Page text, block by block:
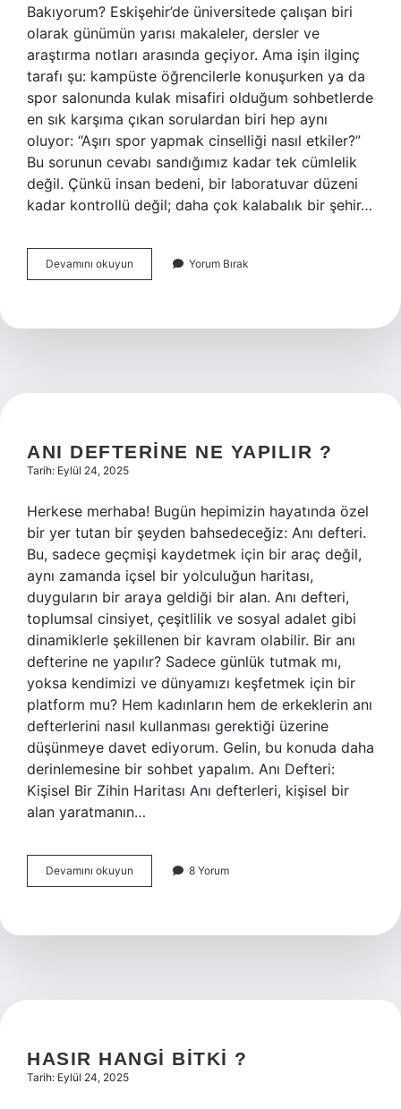
Bakıyorum? Eskişehir’de üniversitede çalışan biri
olarak günümün yarısı makaleler, dersler ve
araştırma notları arasında geçiyor. Ama işin ilginç
tarafı şu: kampüste öğrencilerle konuşurken ya da
spor salonunda kulak misafiri olduğum sohbetlerde
en sık karşıma çıkan sorulardan biri hep aynı
oluyor: “Aşırı spor yapmak cinselliği nasıl etkiler?”
Bu sorunun cevabı sandığımız kadar tek cümlelik
değil. Çünkü insan bedeni, bir laboratuvar düzeni
kadar kontrollü değil; daha çok kalabalık bir şehir…
Devamını okuyun
spor
nasıl
Yorum Bırak
ANI DEFTERINE NE YAPILIR ?
Tarih: Eylül 24, 2025
Herkese merhaba! Bugün hepimizin hayatında özel
bir yer tutan bir şeyden bahsedeceğiz: Anı defteri.
Bu, sadece geçmişi kaydetmek için bir araç değil,
aynı zamanda içsel bir yolculuğun haritası,
duyguların bir araya geldiği bir alan. Anı defteri,
toplumsal cinsiyet, çeşitlilik ve sosyal adalet gibi
dinamiklerle şekillenen bir kavram olabilir. Bir anı
defterine ne yapılır? Sadece günlük tutmak mı,
yoksa kendimizi ve dünyamızı keşfetmek için bir
platform mu? Hem kadınların hem de erkeklerin anı
defterlerini nasıl kullanması gerektiği üzerine
düşünmeye davet ediyorum. Gelin, bu konuda daha
derinlemesine bir sohbet yapalım. Anı Defteri:
Kişisel Bir Zihin Haritası Anı defterleri, kişisel bir
alan yaratmanın…
Devamını okuyun
defterine
?
8 Yorum
HASIR HANGI BITKI ?
Tarih: Eylül 24, 2025